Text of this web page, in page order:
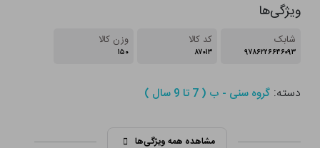
ویژگی‌ها
شابک
۹۷۸۶۲۲۶۶۴۶۰۹۳
کد کالا
۸۷۰۱۳
وزن کالا
۱۵۰
دسته:گروه سنی - ب ( 7 تا 9 سال )
مشاهده همه ویژگی‌ها